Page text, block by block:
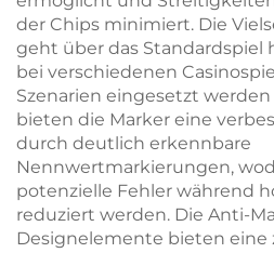
der Chips minimiert. Die
geht über das Standardspiel
bei verschiedenen
Szenarien eingesetzt
bieten die Marker eine
durch deutlich erkennbare
Nennwertmarkierungen,
potenzielle Fehler während
reduziert werden. Die Anti-
Designelemente bieten eine